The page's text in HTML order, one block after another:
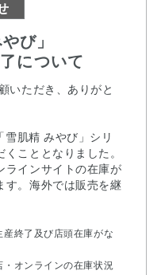
び」
について
いただき、ありがと
肌精 みやび」シリ
こととなりました。
ラインサイトの在庫が
す。海外では販売を継
終了及び店頭在庫がな
オンラインの在庫状況